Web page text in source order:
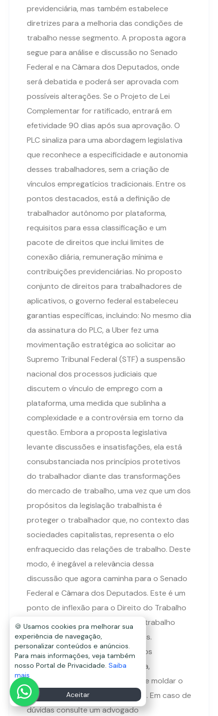
previdenciária, mas também estabelece
diretrizes para a melhoria das condições de
trabalho nesse segmento. A proposta agora
segue para análise e discussão no Senado
Federal e na Câmara dos Deputados, onde
será debatida e poderá ser aprovada com
possíveis alterações. Se o Projeto de Lei
Complementar for ratificado, entrará em
efetividade 90 dias após sua aprovação. O
PLC sinaliza para uma abordagem legislativa
que reconhece a especificidade e autonomia
desses trabalhadores, sem a criação de
vínculos empregatícios tradicionais. Entre os
pontos destacados, está a definição de
trabalhador autônomo por plataforma,
requisitos para essa classificação e um
pacote de direitos que inclui limites de
conexão diária, remuneração mínima e
contribuições previdenciárias. No proposto
conjunto de direitos para trabalhadores de
aplicativos, o governo federal estabeleceu
garantias específicas, incluindo: No mesmo dia
da assinatura do PLC, a Uber fez uma
movimentação estratégica ao solicitar ao
Supremo Tribunal Federal (STF) a suspensão
nacional dos processos judiciais que
discutem o vínculo de emprego com a
plataforma, uma medida que sublinha a
complexidade e a controvérsia em torno da
questão. Embora a proposta legislativa
levante discussões e insatisfações, ela está
consubstanciada nos princípios protetivos
do trabalhador diante das transformações
do mercado de trabalho, uma vez que um dos
propósitos da legislação trabalhista é
proteger o trabalhador que, no contexto das
sociedades capitalistas, representa o elo
enfraquecido das relações de trabalho. Deste
modo, é inegável a relevância dessa
discussão que agora caminha para o Senado
Federal e Câmara dos Deputados. Este é um
ponto de inflexão para o Direito do Trabalho
brasileiro, onde novas formas de trabalho
demandam novas respostas legais.
Acompanharemos atentamente os
desdobramentos dessa proposta,
reconhecendo sua capacidade de moldar o
futuro do trabalho em nosso país. Em caso de
dúvidas consulte um advogado
🍪 Usamos cookies pra melhorar sua
experiência de navegação,
personalizar conteúdos e anúncios.
Para mais informações, veja também
nosso Portal de Privacidade. Saiba
mais
Aceitar